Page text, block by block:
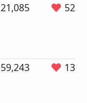
21,085 52
59,243 131